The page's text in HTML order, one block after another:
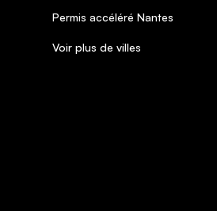
Permis accéléré Nantes
Voir plus de villes